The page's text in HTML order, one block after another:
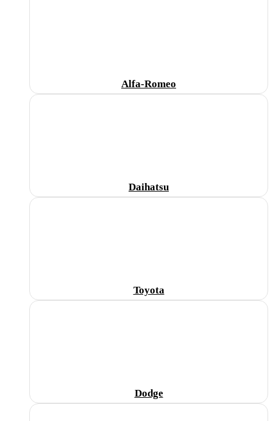
Alfa-Romeo
Daihatsu
Toyota
Dodge